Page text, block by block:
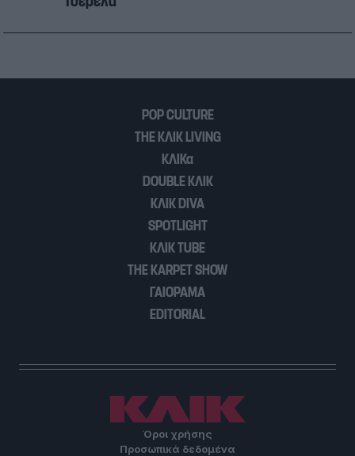
POP CULTURE
THE ΚΛΙΚ LIVING
ΚΛΙΚα
DOUBLE ΚΛΙΚ
ΚΛΙΚ DIVA
SPOTLIGHT
ΚΛΙΚ TUBE
THE KARPET SHOW
ΓΑΙΟΡΑΜΑ
EDITORIAL
Όροι χρήσης
Προσωπικά δεδομένα